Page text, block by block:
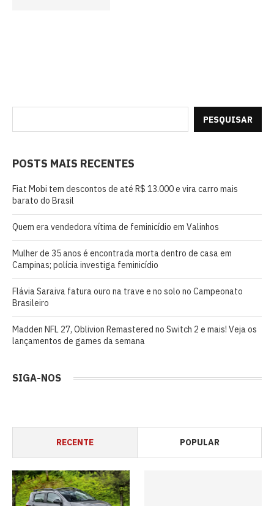
PESQUISAR
POSTS MAIS RECENTES
Fiat Mobi tem descontos de até R$ 13.000 e vira carro mais
barato do Brasil
Quem era vendedora vítima de feminicídio em Valinhos
Mulher de 35 anos é encontrada morta dentro de casa em
Campinas; polícia investiga feminicídio
Flávia Saraiva fatura ouro na trave e no solo no Campeonato
Brasileiro
Madden NFL 27, Oblivion Remastered no Switch 2 e mais! Veja os
lançamentos de games da semana
SIGA-NOS
RECENTE POPULAR